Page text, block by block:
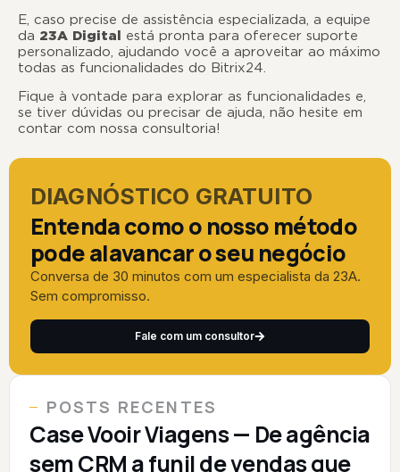
E, caso precise de assistência especializada, a equipe
da 23A Digital está pronta para oferecer suporte
personalizado, ajudando você a aproveitar ao máximo
todas as funcionalidades do Bitrix24.
Fique à vontade para explorar as funcionalidades e,
se tiver dúvidas ou precisar de ajuda, não hesite em
contar com nossa consultoria!
DIAGNÓSTICO GRATUITO
Entenda como o nosso método
pode alavancar o seu negócio
Conversa de 30 minutos com um especialista da 23A.
Sem compromisso.
Fale com um consultor
POSTS RECENTES
Case Vooir Viagens — De agência
sem CRM a funil de vendas que